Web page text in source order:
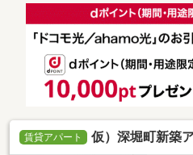
賃貸アパート 仮）深堀町新築